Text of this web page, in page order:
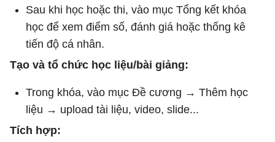
Sau khi học hoặc thi, vào mục Tổng kết khóa
học để xem điểm số, đánh giá hoặc thống kê
tiến độ cá nhân.
Tạo và tổ chức học liệu/bài giảng:
Trong khóa, vào mục Đề cương → Thêm học
liệu → upload tài liệu, video, slide...
Tích hợp: